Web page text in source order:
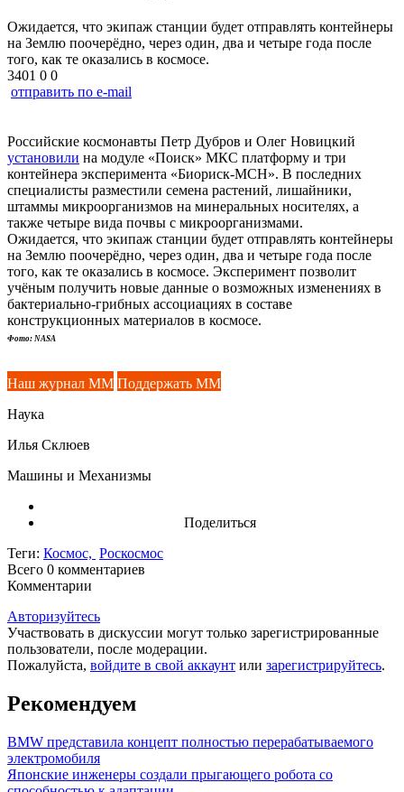
Ожидается, что экипаж станции будет отправлять контейнеры
на Землю поочерёдно, через один, два и четыре года после
того, как те оказались в космосе.
3401 0 0
отправить по e-mail
Российские космонавты Петр Дубров и Олег Новицкий
установили на модуле «Поиск» МКС платформу и три
контейнера эксперимента «Биориск-МСН». В последних
специалисты разместили семена растений, лишайники,
штаммы микроорганизмов на минеральных носителях, а
также четыре вида почвы с микроорганизмами.
Ожидается, что экипаж станции будет отправлять контейнеры
на Землю поочерёдно, через один, два и четыре года после
того, как те оказались в космосе. Эксперимент позволит
учёным получить новые данные о возможных изменениях в
бактериально-грибных ассоциациях в составе
конструкционных материалов в космосе.
Фото: NASA
Наш журнал ММ Поддержать ММ
Наука
Илья Склюев
Машины и Механизмы
Поделиться
Теги: Космос, Роскосмос
Всего 0 комментариев
Комментарии
Авторизуйтесь
Участвовать в дискуссии могут только зарегистрированные
пользователи, после модерации.
Пожалуйста, войдите в свой аккаунт или зарегистрируйтесь.
Рекомендуем
BMW представила концепт полностью перерабатываемого
электромобиля
Японские инженеры создали прыгающего робота со